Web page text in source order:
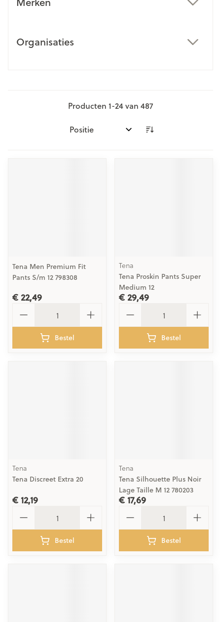
Organisaties
Producten 1-24van 487
Sorteer op:
Tena Men Premium Fit
Pants S/m 12 798308
€ 22,49
Bestel
Tena
Tena Proskin Pants Super
Medium 12
€ 29,49
Bestel
Tena
Tena Discreet Extra 20
€ 12,19
Bestel
Tena
Tena Silhouette Plus Noir
Lage Taille M 12 780203
€ 17,69
Bestel